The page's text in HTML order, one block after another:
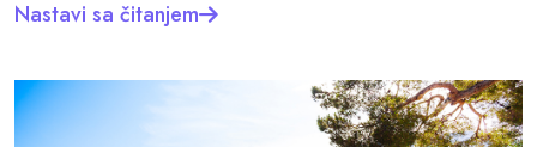
Nastavi sa čitanjem